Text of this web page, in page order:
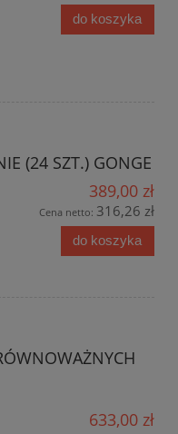
do koszyka
(24 SZT.) GONGE
389,00 zł
Cena netto: 316,26 zł
do koszyka
633,00 zł